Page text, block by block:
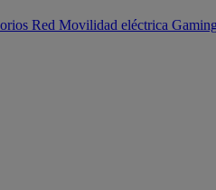
Red Movilidad eléctrica